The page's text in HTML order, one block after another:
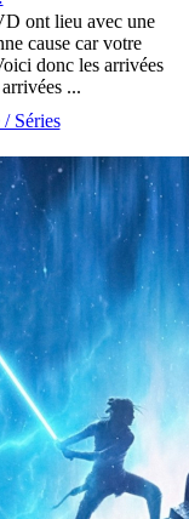
ont lieu avec une
cause car votre
donc les arrivées
...
Séries